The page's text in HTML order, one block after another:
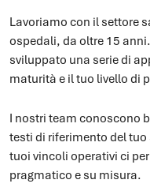
Lavoriamo con il settore
ospedali, da oltre 15
sviluppato una serie di
maturità e il tuo livello di
I nostri team conoscono
testi di riferimento del
tuoi vincoli operativi ci
pragmatico e su misura.